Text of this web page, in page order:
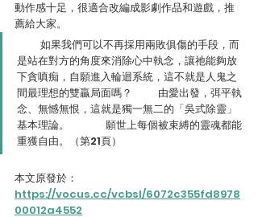
動作感十足，很適合改編成影劇作品和遊戲，推
薦給大家。
如果我們可以不再採用兩敗俱傷的手段，而
是站在對方的角度來消除心中執念，讓祂能夠放
下貪嗔痴，自願進入輪迴系統，這不就是人鬼之
間最理想的雙贏局面嗎？  　　由愛出發，弭平執
念、無憾無恨，這就是獨一無二的「吳式除靈」
基本理論。 　 　　願世上每個被束縛的靈魂都能
重獲自由。（第21頁）
本文原發於：
https://vocus.cc/vcbsl/6072c355fd8978
00012a4552